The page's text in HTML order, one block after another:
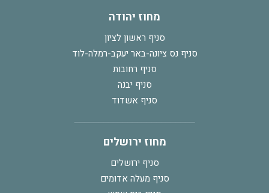
מחוז יהודה
סניף ראשון לציון
סניף נס ציונה-באר יעקב-רמלה-לוד
סניף רחובות
סניף יבנה
סניף אשדוד
מחוז ירושלים
סניף ירושלים
סניף מעלה אדומים